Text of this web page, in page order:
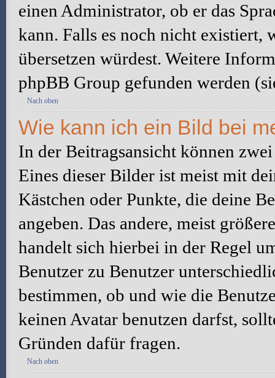
einen Administrator, ob er das
kann. Falls es noch nicht existiert,
übersetzen würdest. Weitere
phpBB Group gefunden werden
Nach oben
Wie kann ich ein Bild bei
In der Beitragsansicht können
Eines dieser Bilder ist meist mit
Kästchen oder Punkte, die deine
angeben. Das andere, meist
handelt sich hierbei in der Regel
Benutzer zu Benutzer
bestimmen, ob und wie die
keinen Avatar benutzen darfst,
Gründen dafür fragen.
Nach oben